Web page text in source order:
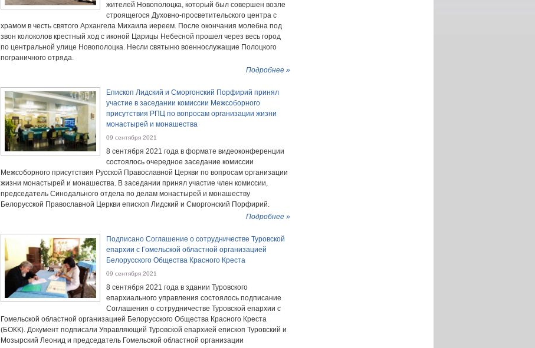
жителей Новополоцка, который был совершен возле
строящегося Духовно-просветительского центра с
храмом в честь святого Архангела Михаила иереем. После окончания молебна под
звон колоколов крестный ход с иконой Царицы Небесной прошел через весь город
по центральной улице Новополоцка. Несли святыню военнослужащие Полоцкого
пограничного отряда.
Подробнее »
Епископ Лидский и Сморгонский Порфирий принял
участие в заседании комиссии Межсоборного
присутствия РПЦ по вопросам организации жизни
монастырей и монашества
09 сентября 2021
8 сентября 2021 года в формате видеоконференции
состоялось очередное заседание комиссии
Межсоборного присутствия Русской Православной Церкви по вопросам организации
жизни монастырей и монашества. В заседании принял участие член комиссии,
председатель Синодального отдела по делам монастырей и монашеству
Белорусской Православной Церкви епископ Лидский и Сморгонский Порфирий.
Подробнее »
Подписано Соглашение о сотрудничестве Туровской
епархии с Гомельской областной организацией
Белорусского Общества Красного Креста
09 сентября 2021
8 сентября 2021 года в здании Туровского
епархиального управления состоялось подписание
Соглашения о сотрудничестве Туровской епархии с
Гомельской областной организацией Белорусского Общества Красного Креста
(БОКК). Документ подписали Управляющий Туровской епархией епископ Туровский и
Мозырский Леонид и председатель Гомельской областной организации